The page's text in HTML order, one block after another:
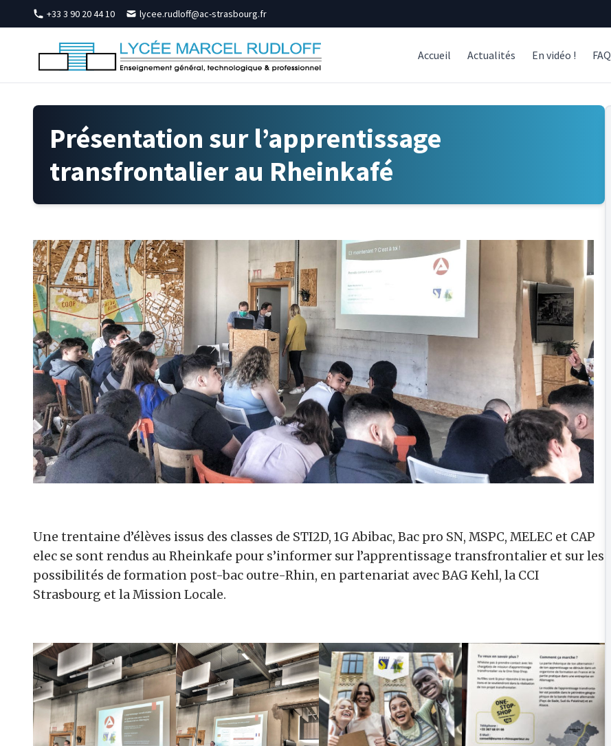
Skip to content+33 3 90 20 44 10 lycee.rudloff@ac-strasbourg.fr
Accueil Actualités En vidéo ! FAQ
Présentation sur l’apprentissage
transfrontalier au Rheinkafé
Une trentaine d’élèves issus des classes de STI2D, 1G Abibac, Bac pro SN, MSPC, MELEC et CAP
elec se sont rendus au Rheinkafe pour s’informer sur l’apprentissage transfrontalier et sur les
possibilités de formation post-bac outre-Rhin, en partenariat avec BAG Kehl, la CCI
Strasbourg et la Mission Locale.